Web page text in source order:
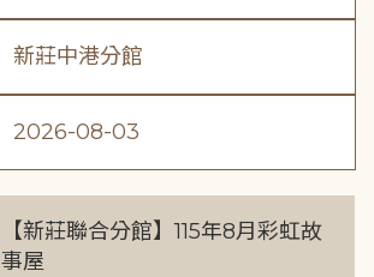
新莊中港分館
2026-08-03
【新莊聯合分館】115年8月彩虹故
事屋